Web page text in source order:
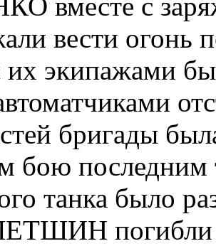
вести огонь
их экипажами
бригады
бою
танка было
погибли